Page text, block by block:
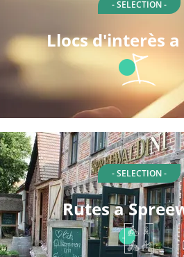
- SELECTION -
Llocs d'interès a
- SELECTION -
Rutes a